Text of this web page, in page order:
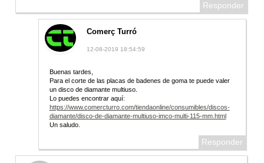
Responder
Comerç Turró
12-08-2019 18:54:59
Buenas tardes,
Para el corte de las placas de badenes de goma te puede valer
un disco de diamante multiuso.
Lo puedes encontrar aquí:
https://www.comercturro.com/tiendaonline/consumibles/discos-
diamante/disco-de-diamante-multiuso-imco-multi-115-mm.html
Un saludo.
Responder